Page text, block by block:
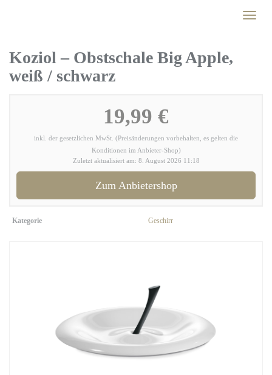
Toggle
Koziol – Obstschale Big Apple,
weiß / schwarz
19,99 €
inkl. der gesetzlichen MwSt. (Preisänderungen vorbehalten, es gelten die
Konditionen im Anbieter-Shop)
Zuletzt aktualisiert am: 8. August 2026 11:18
Zum Anbietershop
Kategorie Geschirr